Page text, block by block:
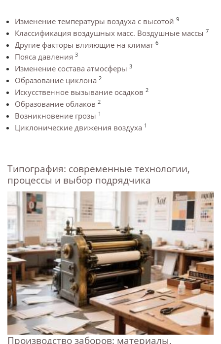
Изменение температуры воздуха с высотой 9
Классификация воздушных масс. Воздушные массы 7
Другие факторы влияющие на климат 6
Пояса давления 3
Изменение состава атмосферы 3
Образование циклона 2
Искусственное вызывание осадков 2
Образование облаков 2
Возникновение грозы 1
Циклонические движения воздуха 1
Типография: современные технологии,
процессы и выбор подрядчика
Производство заборов: материалы,